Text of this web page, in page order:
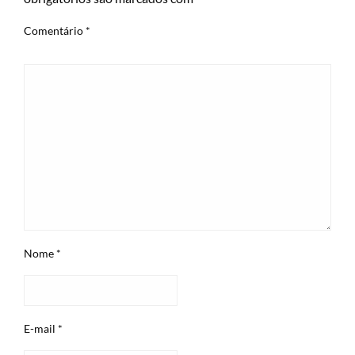
Comentário *
Nome *
E-mail *